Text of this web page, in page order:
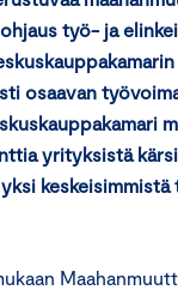
työ- ja
osaavan
yrityksistä